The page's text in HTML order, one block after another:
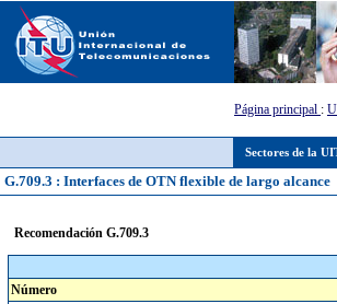
Sectores de la
Página principal :
G.709.3 : Interfaces de OTN flexible de largo alcance
Recomendación G.709.3
Número